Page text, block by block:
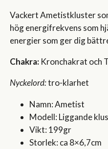
Vackert Ametistkluster
hög energifrekvens som
energier som ger dig
Chakra: Kronchakrat och
Nyckelord:tro-klarhet
Namn: Ametist
Modell: Liggande
Vikt: 199gr
Storlek: ca 8×6,7cm